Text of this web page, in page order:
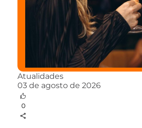
Atualidades
03 de agosto de 2026
0